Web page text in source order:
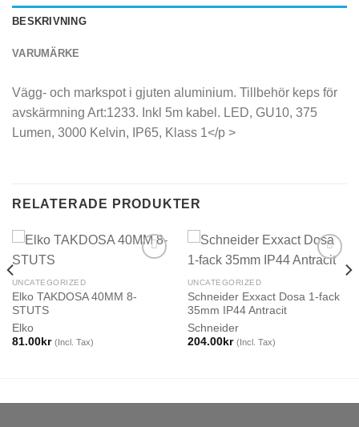
BESKRIVNING
VARUMÄRKE
Vägg- och markspot i gjuten aluminium. Tillbehör keps för
avskärmning Art:1233. Inkl 5m kabel. LED, GU10, 375
Lumen, 3000 Kelvin, IP65, Klass 1</p >
RELATERADE PRODUKTER
UNCATEGORIZED
Elko TAKDOSA 40MM 8-
STUTS
Elko
81.00kr (Incl. Tax)
UNCATEGORIZED
Schneider Exxact Dosa 1-fack
35mm IP44 Antracit
Schneider
204.00kr (Incl. Tax)